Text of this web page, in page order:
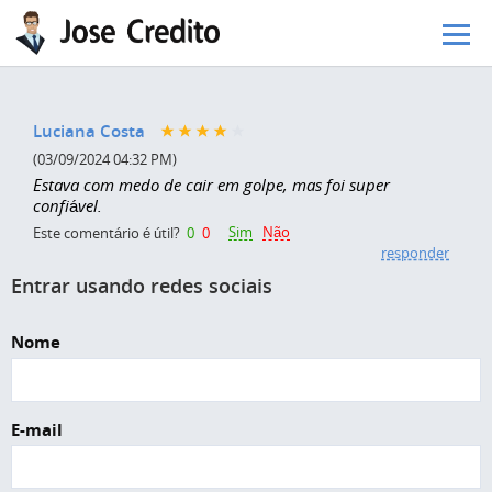
Pular para o conteúdo principal
Luciana Costa
(03/09/2024 04:32 PM)
Estava com medo de cair em golpe, mas foi super
confiável.
Este comentário é útil? 0 0 Sim
Não
responder
Entrar usando redes sociais
Nome
E-mail